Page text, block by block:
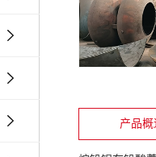
产品概